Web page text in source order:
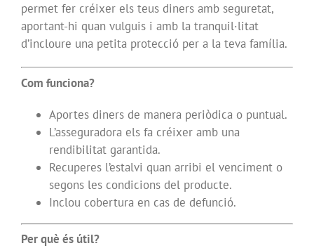
permet fer créixer els teus diners amb seguretat,
aportant-hi quan vulguis i amb la tranquil·litat
d’incloure una petita protecció per a la teva família.
Com funciona?
Aportes diners de manera periòdica o puntual.
L’asseguradora els fa créixer amb una
rendibilitat garantida.
Recuperes l’estalvi quan arribi el venciment o
segons les condicions del producte.
Inclou cobertura en cas de defunció.
Per què és útil?